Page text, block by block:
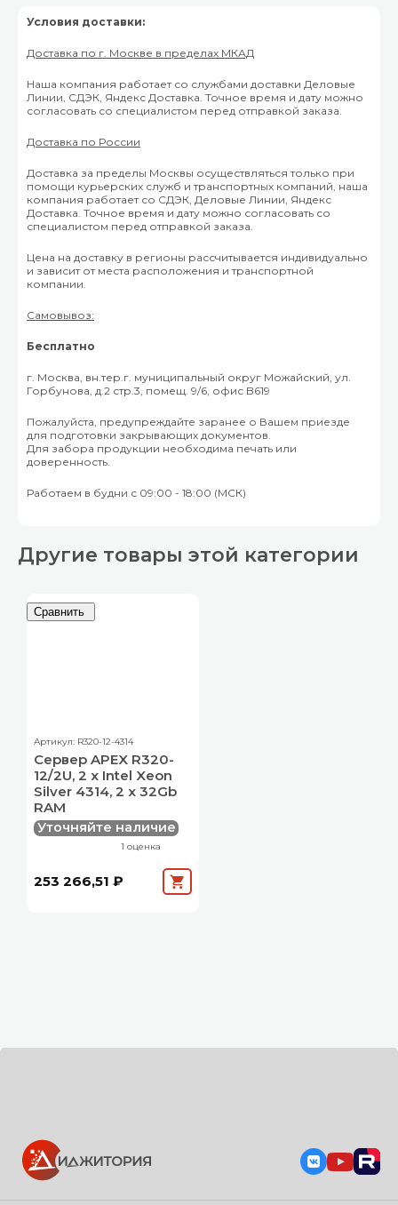
Условия доставки:
Доставка по г. Москве в пределах МКАД
Наша компания работает со службами доставки Деловые
Линии, СДЭК, Яндекс Доставка. Точное время и дату можно
согласовать со специалистом перед отправкой заказа.
Доставка по России
Доставка за пределы Москвы осуществляться только при
помощи курьерских служб и транспортных компаний, наша
компания работает со СДЭК, Деловые Линии, Яндекс
Доставка. Точное время и дату можно согласовать со
специалистом перед отправкой заказа.
Цена на доставку в регионы рассчитывается индивидуально
и зависит от места расположения и транспортной
компании.
Самовывоз:
Бесплатно
г. Москва, вн.тер.г. муниципальный округ Можайский, ул.
Горбунова, д.2 стр.3, помещ. 9/6, офис B619
Пожалуйста, предупреждайте заранее о Вашем приезде
для подготовки закрывающих документов.
Для забора продукции необходима печать или
доверенность.
Работаем в будни с 09:00 - 18:00 (МСК)
Другие товары этой категории
Сравнить
Артикул: R320-12-4314
Сервер APEX R320-
12/2U, 2 x Intel Xeon
Silver 4314, 2 x 32Gb
RAM
Уточняйте наличие
1 оценка
253 266,51 ₽